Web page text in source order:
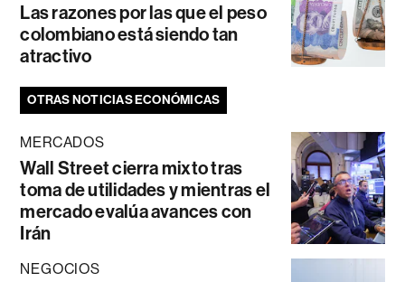
Las razones por las que el peso
colombiano está siendo tan
atractivo
OTRAS NOTICIAS ECONÓMICAS
MERCADOS
Wall Street cierra mixto tras
toma de utilidades y mientras el
mercado evalúa avances con
Irán
NEGOCIOS